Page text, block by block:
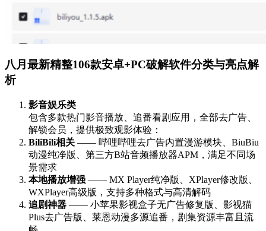
八月最新精整106款安卓+PC破解软件分类与亮点解
析
影音娱乐类
包含多款热门影音播放、追番看剧应用，全部去广告、
解锁会员，提供极致观影体验：
BiliBili相关 —— 哔哩哔哩去广告内置漫游模块、BiuBiu
动漫纯净版、第三方B站音频播放器APM，满足不同场
景需求
本地播放增强 —— MX Player纯净版、XPlayer修改版、
WXPlayer高级版，支持多种格式与高清解码
追剧神器 —— 小苹果影视盒子无广告修复版、影视猫
Plus去广告版、莱恩动漫多源追番，剧集资源丰富且流